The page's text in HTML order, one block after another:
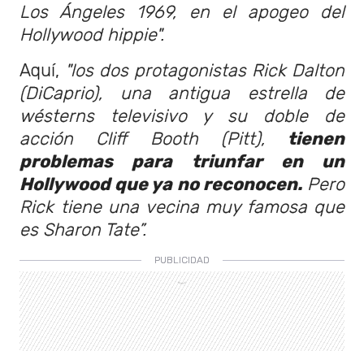
Los Ángeles 1969, en el apogeo del
Hollywood hippie".
Aquí, "los dos protagonistas Rick Dalton
(DiCaprio), una antigua estrella de
wésterns televisivo y su doble de
acción Cliff Booth (Pitt), tienen
problemas para triunfar en un
Hollywood que ya no reconocen.Pero
Rick tiene una vecina muy famosa que
es Sharon Tate”.